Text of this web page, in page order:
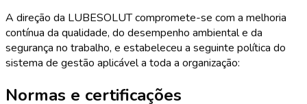
A direção da LUBESOLUT compromete-se com a melhoria
contínua da qualidade, do desempenho ambiental e da
segurança no trabalho, e estabeleceu a seguinte política do
sistema de gestão aplicável a toda a organização:
Normas e certificações